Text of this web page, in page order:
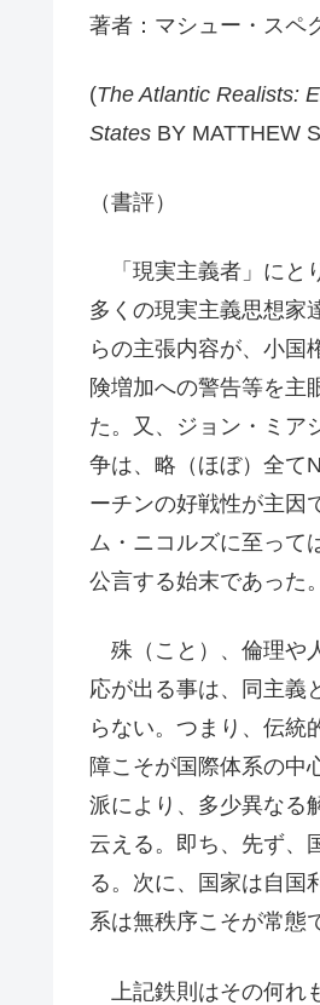
著者：マシュー・スペ
(The Atlantic Realists:
States BY MATTHEW
（書評）
「現実主義者」にと
多くの現実主義思想家
らの主張内容が、小国
険増加への警告等を主
た。又、ジョン・ミア
争は、略（ほぼ）全て
ーチンの好戦性が主因
ム・ニコルズに至って
公言する始末であった。
殊（こと）、倫理や
応が出る事は、同主義
らない。つまり、伝統
障こそが国際体系の中
派により、多少異なる
云える。即ち、先ず、
る。次に、国家は自国
系は無秩序こそが常態
上記鉄則はその何れ